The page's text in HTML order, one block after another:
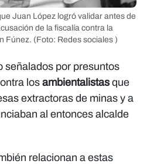
Juan López logró validar antes de
de la fiscalía contra la
Fúnez. (Foto: Redes sociales )
señalados por presuntos
los ambientalistasque
extractoras de minas y a
al entonces alcalde
relacionan a estas